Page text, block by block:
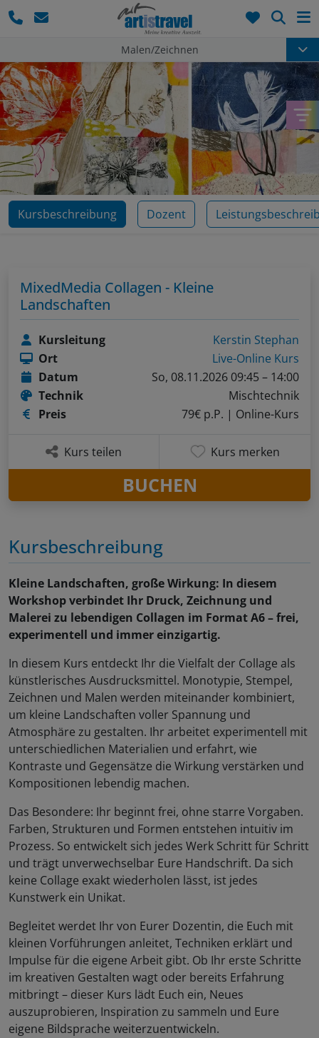
Malen/Zeichnen
Kursbeschreibung Dozent
Kursbeschreibung
Kleine Landschaften, große Wirkung: In diesem
Workshop verbindet Ihr Druck, Zeichnung und
Malerei zu lebendigen Collagen im Format A6 – frei,
experimentell und immer einzigartig.
In diesem Kurs entdeckt Ihr die Vielfalt der Collage als
künstlerisches Ausdrucksmittel. Monotypie, Stempel,
Zeichnen und Malen werden miteinander kombiniert,
um kleine Landschaften voller Spannung und
Atmosphäre zu gestalten. Ihr arbeitet experimentell mit
unterschiedlichen Materialien und erfahrt, wie
Kontraste und Gegensätze die Wirkung verstärken und
Kompositionen lebendig machen.
Das Besondere: Ihr beginnt frei, ohne starre Vorgaben.
Farben, Strukturen und Formen entstehen intuitiv im
Prozess. So entwickelt sich jedes Werk Schritt für Schritt
und trägt unverwechselbar Eure Handschrift. Da sich
keine Collage exakt wiederholen lässt, ist jedes
Kunstwerk ein Unikat.
Begleitet werdet Ihr von Eurer Dozentin, die Euch mit
kleinen Vorführungen anleitet, Techniken erklärt und
Impulse für die eigene Arbeit gibt. Ob Ihr erste Schritte
im kreativen Gestalten wagt oder bereits Erfahrung
mitbringt – dieser Kurs lädt Euch ein, Neues
auszuprobieren, Inspiration zu sammeln und Eure
eigene Bildsprache weiterzuentwickeln.
MixedMedia Collagen - Kleine
Landschaften
Kursleitung
Kerstin Stephan
Ort
Live-Online Kurs
Datum
So, 08.11.2026 09:45 – 14:00
Technik
Mischtechnik
Preis
79€ p.P. | Online-Kurs
Kurs teilen Kurs merken
BUCHEN